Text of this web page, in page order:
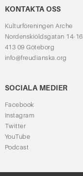
KONTAKTA OSS
Kulturföreningen Arche
Nordenskiöldsgatan 14-16
413 09 Göteborg
info@freudianska.org
SOCIALA MEDIER
Facebook
Instagram
Twitter
YouTube
Podcast